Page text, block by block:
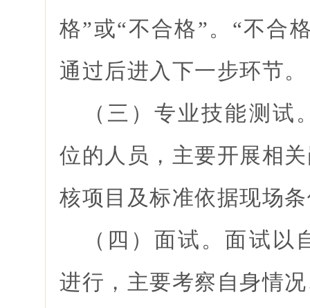
格”或“不合格”。“不合
通过后进入下一步环节
（三）专业技能测
位的人员，主要开展相
核项目及标准依据现场
（四）面试。面试
进行，主要考察自身情